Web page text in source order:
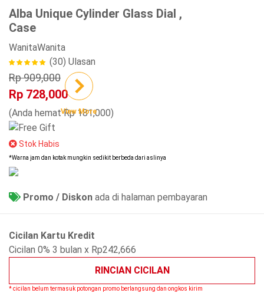
Alba Unique Cylinder Glass Dial ,
Case
WanitaWanita
(30) Ulasan
Rp 909,000
Rp 728,000
(Anda hemat Rp 181,000)
Stok Habis
*Warna jam dan kotak mungkin sedikit berbeda dari aslinya
Promo / Diskon ada di halaman pembayaran
Cicilan Kartu Kredit
Cicilan 0% 3 bulan x Rp242,666
RINCIAN CICILAN
* cicilan belum termasuk potongan promo berlangsung dan ongkos kirim
View More